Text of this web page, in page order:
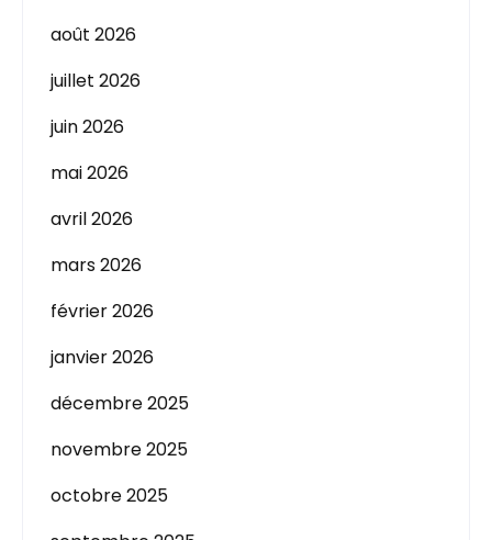
août 2026
juillet 2026
juin 2026
mai 2026
avril 2026
mars 2026
février 2026
janvier 2026
décembre 2025
novembre 2025
octobre 2025